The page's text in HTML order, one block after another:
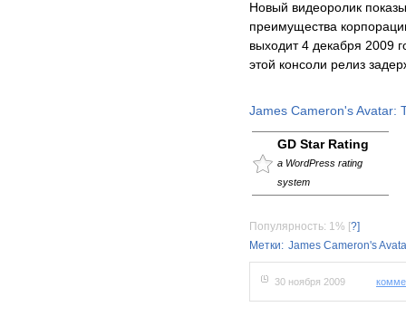
Новый видеоролик
преимущества
выходит 4 декабря 2009
этой консоли релиз
James Cameron's Avatar:
GD Star Rating
a WordPress rating
system
Популярность: 1% [?]
Метки: James Cameron's
30 ноября 2009